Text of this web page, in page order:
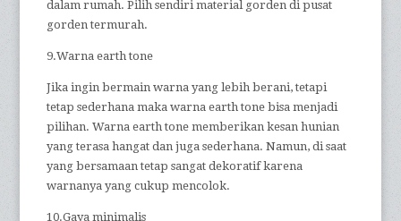
dalam rumah. Pilih sendiri material gorden di pusat
gorden termurah.
9.Warna earth tone
Jika ingin bermain warna yang lebih berani, tetapi
tetap sederhana maka warna earth tone bisa menjadi
pilihan. Warna earth tone memberikan kesan hunian
yang terasa hangat dan juga sederhana. Namun, di saat
yang bersamaan tetap sangat dekoratif karena
warnanya yang cukup mencolok.
10.Gaya minimalis